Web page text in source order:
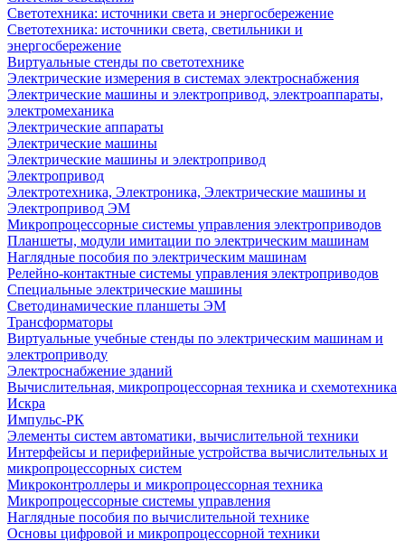
Светотехника: источники света и энергосбережение
Светотехника: источники света, светильники и
энергосбережение
Виртуальные стенды по светотехнике
Электрические измерения в системах электроснабжения
Электрические машины и электропривод, электроаппараты,
электромеханика
Электрические аппараты
Электрические машины
Электрические машины и электропривод
Электропривод
Электротехника, Электроника, Электрические машины и
Электропривод ЭМ
Микропроцессорные системы управления электроприводов
Планшеты, модули имитации по электрическим машинам
Наглядные пособия по электрическим машинам
Релейно-контактные системы управления электроприводов
Специальные электрические машины
Светодинамические планшеты ЭМ
Трансформаторы
Виртуальные учебные стенды по электрическим машинам и
электроприводу
Электроснабжение зданий
Вычислительная, микропроцессорная техника и схемотехника
Искра
Импульс-РК
Элементы систем автоматики, вычислительной техники
Интерфейсы и периферийные устройства вычислительных и
микропроцессорных систем
Микроконтроллеры и микропроцессорная техника
Микропроцессорные системы управления
Наглядные пособия по вычислительной технике
Основы цифровой и микропроцессорной техники